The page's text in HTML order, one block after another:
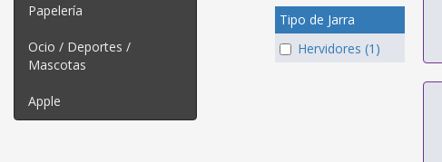
Papelería
Ocio / Deportes /
Mascotas
Apple
Tipo de Jarra
Hervidores (1)